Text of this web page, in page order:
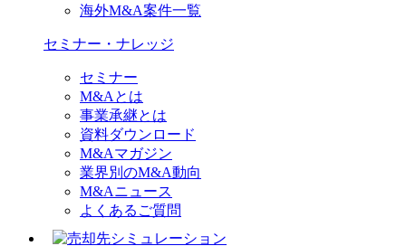
海外M&A案件一覧
セミナー・ナレッジ
セミナー
M&Aとは
事業承継とは
資料ダウンロード
M&Aマガジン
業界別のM&A動向
M&Aニュース
よくあるご質問